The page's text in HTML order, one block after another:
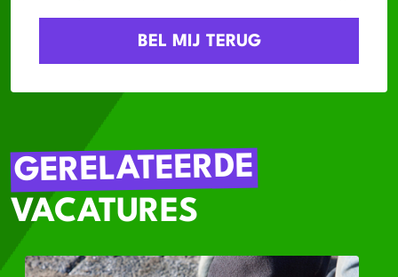
GERELATEERDE
VACATURES